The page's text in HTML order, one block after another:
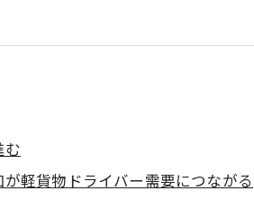
む
軽貨物ドライバー需要につながる